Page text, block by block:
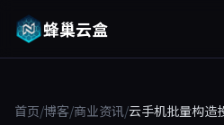
蜂巢云盒
首页/博客/商业资讯/云手机批量构造